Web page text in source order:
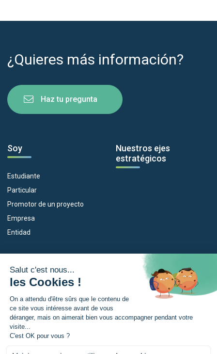
¿Quieres más información?
Haz tu pregunta
Soy
Estudiante
Particular
Promotor de un proyecto
Empresa
Entidad
Nuestros ejes
estratégicos
Empleo
Eskola Futura
Forma NAEN
TRANSFERMUGA-RREKIN
La Eurorregión
¿Qué es la Eurorregión?
Noticias
Area de prensea